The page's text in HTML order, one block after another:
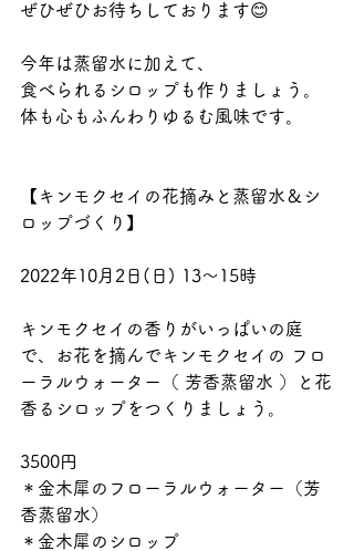
ぜひぜひお待ちしております😊
今年は蒸留水に加えて、
食べられるシロップも作りましょう。
体も心もふんわりゆるむ風味です。
【キンモクセイの花摘みと蒸留水＆シ
ロップづくり】
2022年10月2日(日) 13〜15時
キンモクセイの香りがいっぱいの庭
で、お花を摘んでキンモクセイの フロ
ーラルウォーター（ 芳香蒸留水 ）と花
香るシロップをつくりましょう。
3500円
＊金木犀のフローラルウォーター（芳
香蒸留水）
＊金木犀のシロップ